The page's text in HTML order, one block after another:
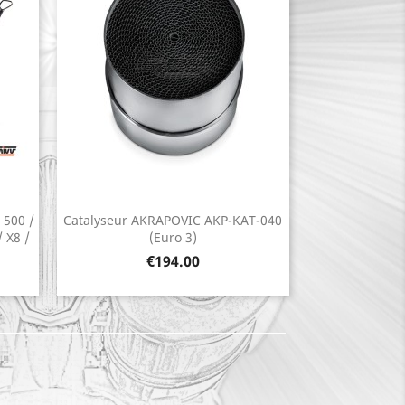
500 /
X8 /
Catalyseur AKRAPOVIC AKP-KAT-040
(Euro 3)
Price
€194.00
Quick view